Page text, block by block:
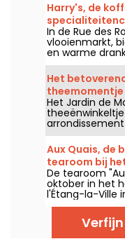
Harry's, de
Saint-Ouen
In de Rue des
vlooienmarkt,
en warme
aan de
Het
de parel in
Het Jardin de
arrondissement
elke dag een
rekening houdt
Laten we deze
time-
betoverende
Aux Quais, de
tearoom bij
Ville in het
De tearoom
oktober in het
l'Étang-la-Ville
passerende
wandelaars
biologische en
zelfgemaakt.